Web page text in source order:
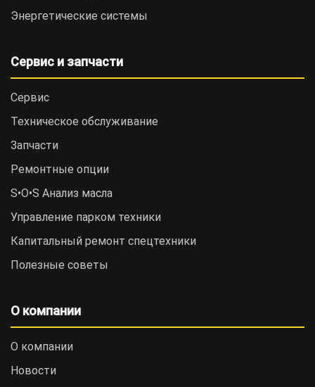
Энергетические системы
Сервис и запчасти
Сервис
Техническое обслуживание
Запчасти
Ремонтные опции
S•O•S Анализ масла
Управление парком техники
Капитальный ремонт спецтехники
Полезные советы
О компании
О компании
Новости